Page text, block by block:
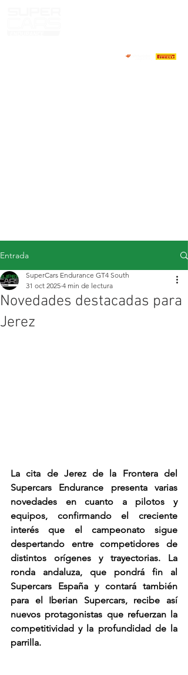
Entrada
Novedades destacadas para
Jerez
SuperCars Endurance GT4 South
31 oct 2025 4 min de lectura
La cita de Jerez de la Frontera del
Supercars Endurance presenta varias
novedades en cuanto a pilotos y
equipos, confirmando el creciente
interés que el campeonato sigue
despertando entre competidores de
distintos orígenes y trayectorias. La
ronda andaluza, que pondrá fin al
Supercars España y contará también
para el Iberian Supercars, recibe así
nuevos protagonistas que refuerzan la
competitividad y la profundidad de la
parrilla.